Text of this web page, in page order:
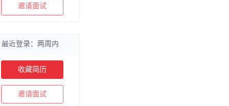
邀请面试
最近登录：两周内
收藏简历
邀请面试